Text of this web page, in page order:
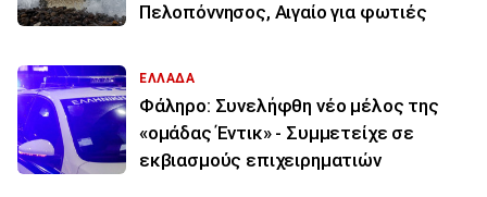
Πελοπόννησος, Αιγαίο για φωτιές
ΕΛΛΑΔΑ
Φάληρο: Συνελήφθη νέο μέλος της
«ομάδας Έντικ» - Συμμετείχε σε
εκβιασμούς επιχειρηματιών